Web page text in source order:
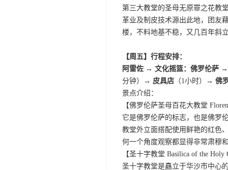
第三大教堂的圣母无原罪之花教
革业及制皮技术源出此地，团友
楼，不料地基不稳，又几百年斜
【周五】行程安排：
阿雷佐 → 文化摇篮：佛罗伦萨
分钟）
→ 皮具店 （1小时）→ 佛
景点介绍：
【佛罗伦萨圣母百花大教堂
它是佛罗伦萨的标志，也是佛罗
教堂外立面搭配使用鲜艳的红色
何一个角度观察都显得非常肃穆
【圣十字教堂 Basilica of the Holy
圣十字教堂是矗立于华沙市中心